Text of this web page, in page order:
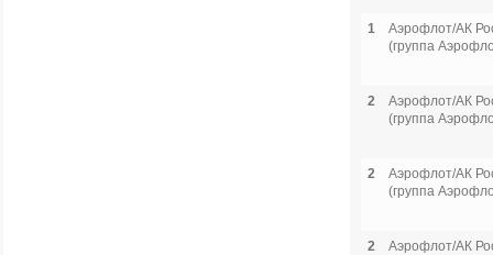
1
Аэрофлот/АК
(группа
2
Аэрофлот/АК
(группа
2
Аэрофлот/АК
(группа
2
Аэрофлот/АК